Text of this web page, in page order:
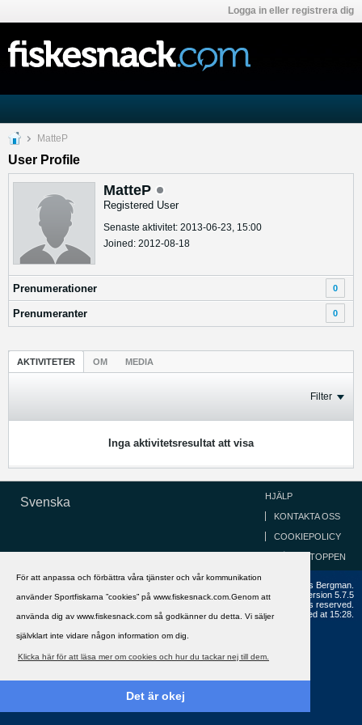
För att anpassa och förbättra våra tjänster och vår kommunikation
använder Sportfiskarna ”cookies” på www.fiskesnack.com.Genom att
använda dig av www.fiskesnack.com så godkänner du detta. Vi säljer
självklart inte vidare någon information om dig.
Klicka här för att läsa mer om cookies och hur du tackar nej till dem.
Det är okej
Logga in eller registrera dig
MatteP
User Profile
MatteP
Registered User
Senaste aktivitet: 2013-06-23, 15:00
Joined: 2012-08-18
Prenumerationer 0
Prenumeranter 0
AKTIVITETER OM MEDIA
Filter
Inga aktivitetsresultat att visa
Svenska HJÄLP
KONTAKTA OSS
COOKIEPOLICY
GÅ TILL TOPPEN
Copyright ©2002 - 2021, FiskeSnack.com. Grundad 2002 av Anders Bergman.
Powered byvBulletin®
Version 5.7.5
Copyright © 2026 MH Sub I, LLC dba vBulletin. All rights reserved.
All times are GMT+1. This page was generated at 15:28.